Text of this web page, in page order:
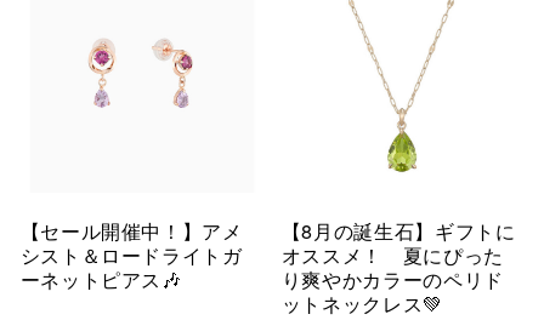
【セール開催中！】アメ
シスト＆ロードライトガ
ーネットピアス🎶
【8月の誕生石】ギフトに
オススメ！ 夏にぴった
り爽やかカラーのペリド
ットネックレス💚